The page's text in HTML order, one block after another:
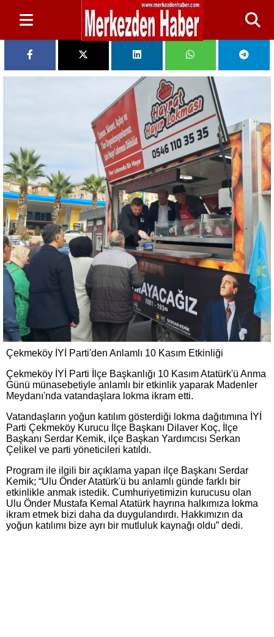
Çekmeköy İYİ Parti'den Anlamlı 10 Kasım Etkinliği
Çekmeköy İYİ Parti İlçe Başkanlığı 10 Kasım Atatürk'ü Anma
Günü münasebetiyle anlamlı bir etkinlik yaparak Madenler
Meydanı'nda vatandaşlara lokma ikram etti.
Vatandaşların yoğun katılım gösterdiği lokma dağıtımına İYİ
Parti Çekmeköy Kurucu İlçe Başkanı Dilaver Koç, İlçe
Başkanı Serdar Kemik, ilçe Başkan Yardımcısı Serkan
Çelikel ve parti yöneticileri katıldı.
Program ile ilgili bir açıklama yapan ilçe Başkanı Serdar
Kemik; “Ulu Önder Atatürk'ü bu anlamlı günde farklı bir
etkinlikle anmak istedik. Cumhuriyetimizin kurucusu olan
Ulu Önder Mustafa Kemal Atatürk hayrına halkımıza lokma
ikram etmek bizi daha da duygulandırdı. Hakkımızın da
yoğun katılımı bize ayrı bir mutluluk kaynağı oldu” dedi.